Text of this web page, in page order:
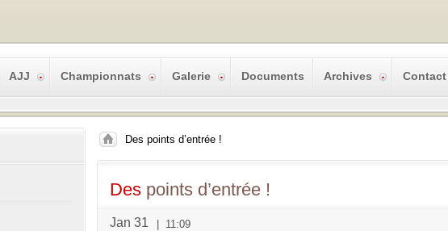
AJJ Championnats Galerie Documents Archives Contact
Des points d’entrée !
Des points d’entrée !
Jan 31 11:09